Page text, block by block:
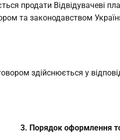
продати Відвідувачеві
та законодавством
здійснюється у
3. Порядок оформлення